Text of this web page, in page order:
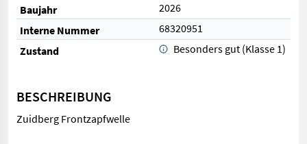
Baujahr
2026
Interne Nummer
68320951
Zustand
Besonders gut (Klasse 1)
BESCHREIBUNG
Zuidberg Frontzapfwelle